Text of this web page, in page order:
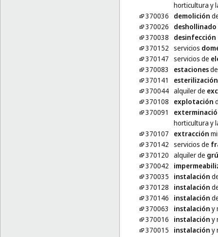
horticultura y
370036
demolición
370026
deshollinado
370038
desinfección
370152 servicios
370147 servicios de
370083
estacionesde
370141
esterilización
370044 alquiler de
370108
explotación
370091
horticultura y
370107
extracción
370142 servicios de
370120 alquiler de
370042
370035
instalación
370128
instalación
370146
instalación
370063
instalación y
370016
instalación y
370015
instalación y